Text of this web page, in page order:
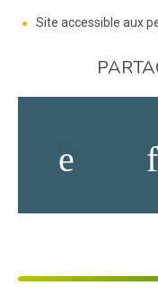
Site accessible aux